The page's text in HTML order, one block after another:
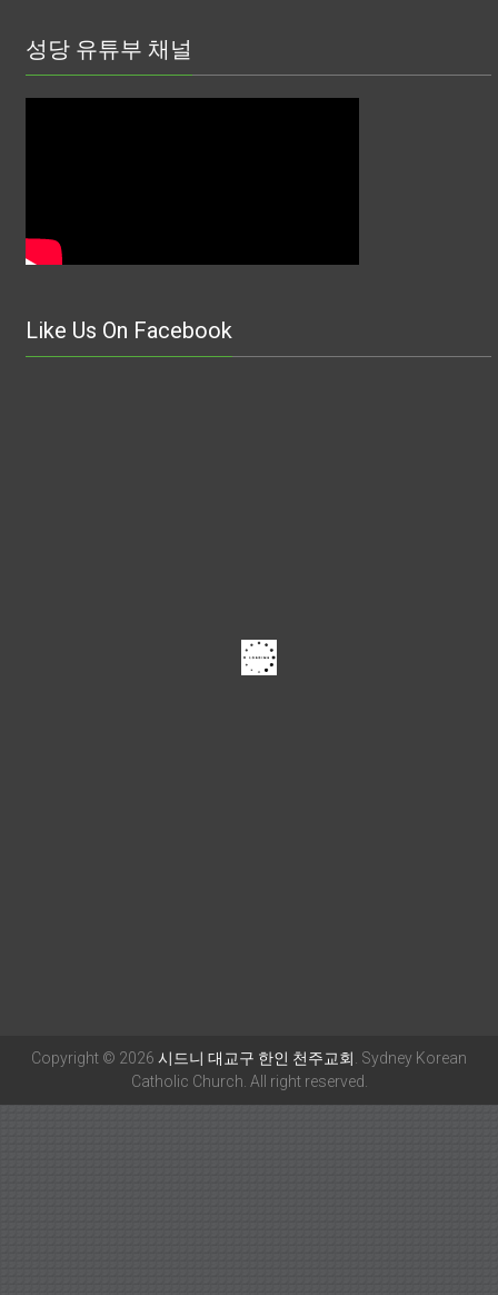
성당 유튜부 채널
Like Us On Facebook
Copyright © 2026 시드니 대교구 한인 천주교회. Sydney Korean
Catholic Church. All right reserved.